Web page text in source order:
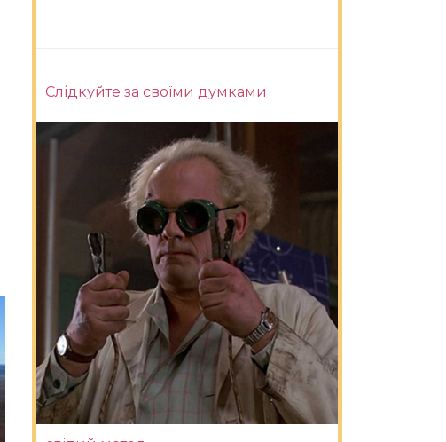
Слідкуйте за своїми думками